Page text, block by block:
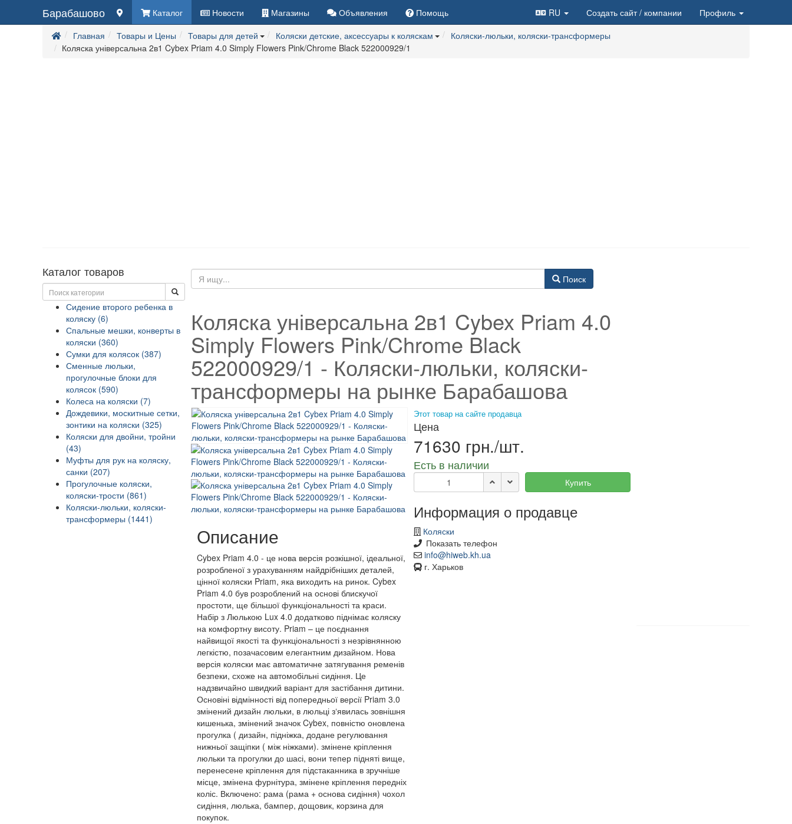
Барабашово Каталог Новости Магазины Объявления Помощь RU Создать сайт/ компании
Профиль
Главная
Товары и Цены Товары для детей Коляски детские, аксессуары к коляскам
Коляски-люльки, коляски-трансформеры
Коляска універсальна 2в1 Cybex Priam 4.0 Simply Flowers Pink/Chrome Black 522000929/1
Поиск
Коляска універсальна 2в1 Cybex Priam 4.0
Simply Flowers Pink/Chrome Black
522000929/1 - Коляски-люльки, коляски-
трансформеры на рынке Барабашова
Описание
Cybex Priam 4.0 - це нова версія розкішної, ідеальної,
розробленої з урахуванням найдрібніших деталей,
цінної коляски Priam, яка виходить на ринок. Cybex
Priam 4.0 був розроблений на основі блискучої
простоти, ще більшої функціональності та краси.
Набір з Люлькою Lux 4.0 додатково піднімає коляску
на комфортну висоту. Priam – це поєднання
найвищої якості та функціональності з незрівнянною
легкістю, позачасовим елегантним дизайном. Нова
версія коляски має автоматичне затягування ременів
безпеки, схоже на автомобільні сидіння. Це
надзвичайно швидкий варіант для застібання дитини.
Основіні відмінності від попередньої версії Priam 3.0
змінений дизайн люльки, в люльці з‘явилась зовнішня
кишенька, змінений значок Cybex, повністю оновлена
прогулка ( дизайн, підніжка, додане регулювання
нижньої защіпки ( між ніжками). змінене кріплення
люльки та прогулки до шасі, вони тепер підняті вище,
перенесене кріплення для підстаканника в зручніше
місце, змінена фурнітура, змінене кріплення передніх
коліс. Включено: рама (рама + основа сидіння) чохол
сидіння, люлька, бампер, дощовик, корзина для
покупок.
Этот товар на сайте продавца
Цена
71630 грн./шт.
Есть в наличии
Купить
Информация о продавце
Коляски
Показать телефон
info@hiweb.kh.ua
г. Харьков
Каталог товаров
Сидение второго ребенка в
коляску (6)
Спальные мешки, конверты в
коляски (360)
Сумки для колясок (387)
Сменные люльки,
прогулочные блоки для
колясок (590)
Колеса на коляски (7)
Дождевики, москитные сетки,
зонтики на коляски (325)
Коляски для двойни, тройни
(43)
Муфты для рук на коляску,
санки (207)
Прогулочные коляски,
коляски-трости (861)
Коляски-люльки, коляски-
трансформеры (1441)